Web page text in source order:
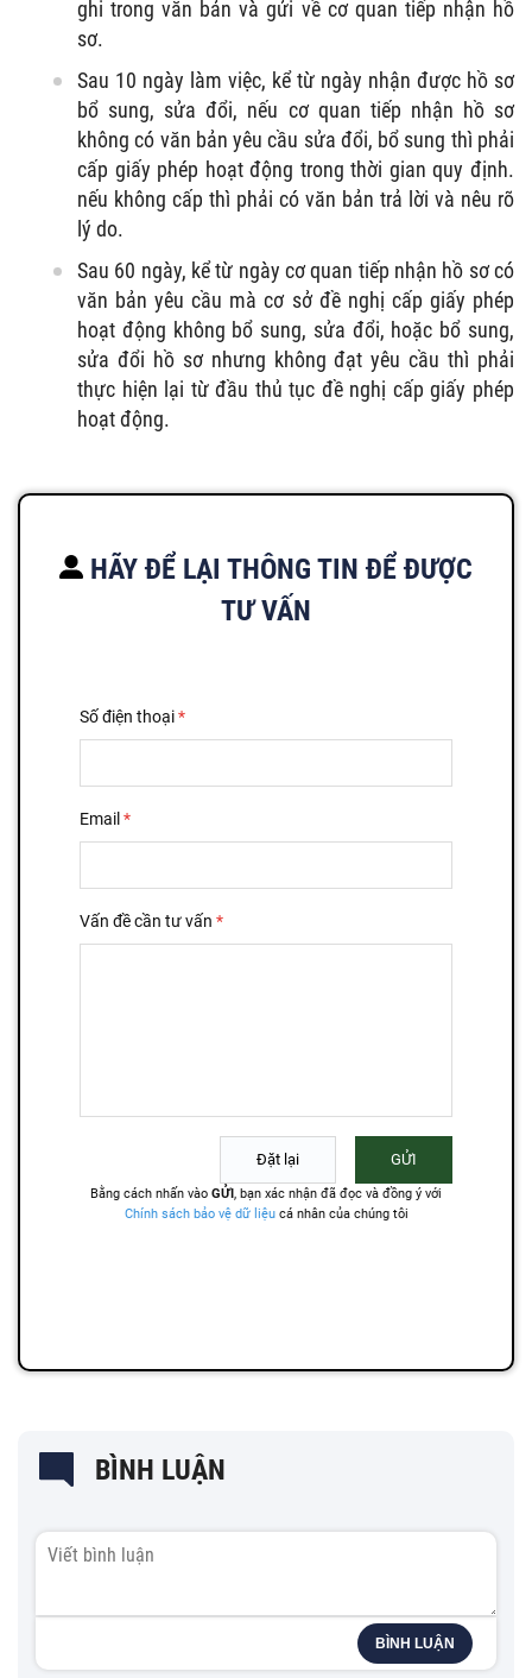
ghi trong văn bản và gửi về cơ quan tiếp nhận hồ
sơ.
Sau 10 ngày làm việc, kể từ ngày nhận được hồ sơ
bổ sung, sửa đổi, nếu cơ quan tiếp nhận hồ sơ
không có văn bản yêu cầu sửa đổi, bổ sung thì phải
cấp giấy phép hoạt động trong thời gian quy định.
nếu không cấp thì phải có văn bản trả lời và nêu rõ
lý do.
Sau 60 ngày, kể từ ngày cơ quan tiếp nhận hồ sơ có
văn bản yêu cầu mà cơ sở đề nghị cấp giấy phép
hoạt động không bổ sung, sửa đổi, hoặc bổ sung,
sửa đổi hồ sơ nhưng không đạt yêu cầu thì phải
thực hiện lại từ đầu thủ tục đề nghị cấp giấy phép
hoạt động.
HÃY ĐỂ LẠI THÔNG TIN ĐỂ ĐƯỢC
TƯ VẤN
BÌNH LUẬN
BÌNH LUẬN